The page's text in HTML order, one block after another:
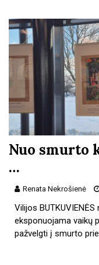
Nuo smurto
…
Renata Nekrošienė
Vilijos
eksponuojama vaikų
pažvelgti į smurto